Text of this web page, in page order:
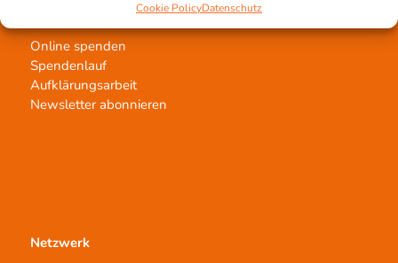
Cookie PolicyDatenschutz
Jetzt untertstützen!
Online spenden
Spendenlauf
Aufklärungsarbeit
Newsletter abonnieren
Netzwerk